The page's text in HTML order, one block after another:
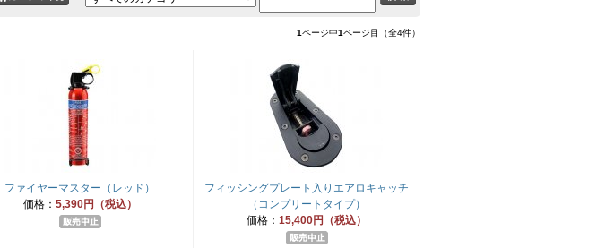
1ページ中1ページ目（全4件）
ファイヤーマスター（レッド）
価格： 5,390円（税込）
フィッシングプレート入りエアロキャッチ
（コンプリートタイプ）
価格： 15,400円（税込）